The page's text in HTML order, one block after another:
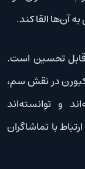
آن‌ها القا کند.
قابل تحسین است.
در نقش سم،
و توانسته‌اند
با تماشاگران